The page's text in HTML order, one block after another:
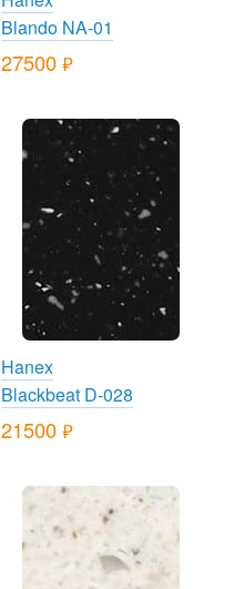
Blando NA-01
27500 руб.
Hanex
Blackbeat D-028
21500 руб.